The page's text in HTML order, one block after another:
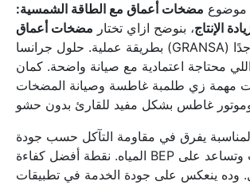
موضوع مضخات أعماق مع الطاقة الشمسية:
الإنتاج، بنوضح ازاي تختار مضخات أعماق
بطريقة عملية. حلول جرانسا (GRANSA) مناسبة جدًا
محتاجة اعتمادية مع صيانة واضحة. كمان
مهمة زي طلمبة غاطسة وصيانة المضخات
المناسبة يفرق في مقاومة التآكل حسب جودة
المياه. نقطة أفضل كفاءة BEP بتقلل الاهتزازات وتساعد على
وده ينعكس على جودة الخدمة في تطبيقات